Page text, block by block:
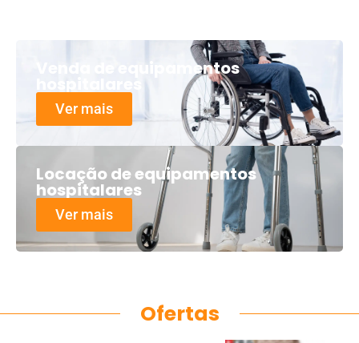
Venda de equipamentos
hospitalares
Ver mais
Locação de equipamentos
hospitalares
Ver mais
Ofertas